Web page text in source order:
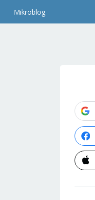
Mikroblog